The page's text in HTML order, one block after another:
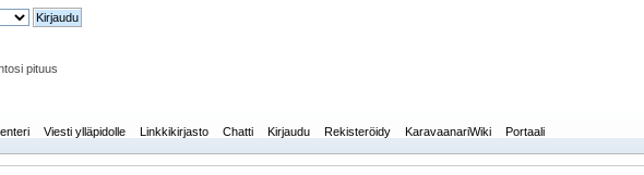
pituus
Viesti ylläpidolle Linkkikirjasto Chatti Kirjaudu Rekisteröidy KaravaanariWiki Portaali